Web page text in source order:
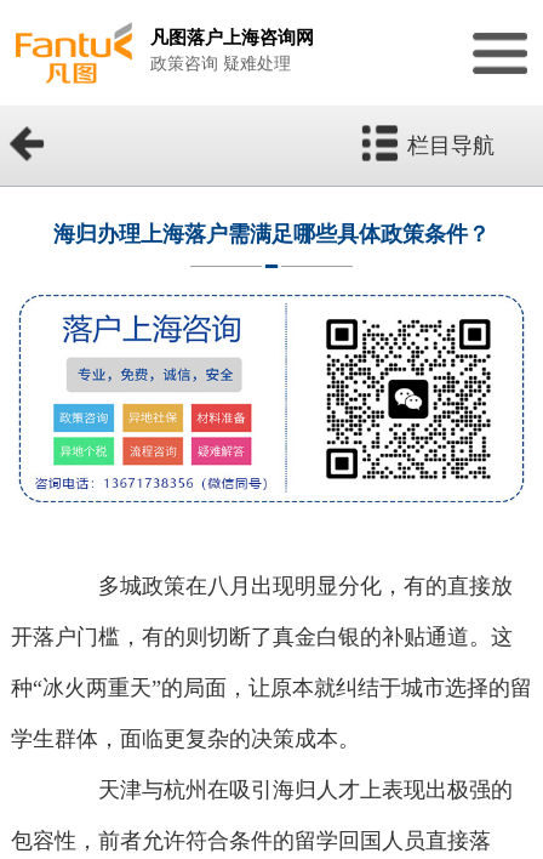
凡图落户上海咨询网
政策咨询 疑难处理
栏目导航
海归办理上海落户需满足哪些具体政策条件？
多城政策在八月出现明显分化，有的直接放
开落户门槛，有的则切断了真金白银的补贴通道。这
种“冰火两重天”的局面，让原本就纠结于城市选择的留
学生群体，面临更复杂的决策成本。
天津与杭州在吸引海归人才上表现出极强的
包容性，前者允许符合条件的留学回国人员直接落